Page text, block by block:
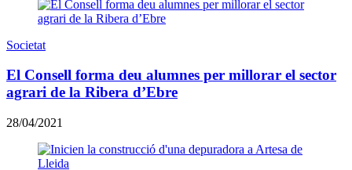
Societat
El Consell forma deu alumnes per millorar el sector
agrari de la Ribera d’Ebre
28/04/2021